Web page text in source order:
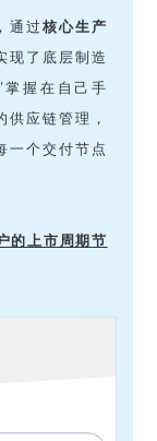
通过核心生产
现了底层制造
握在自己手
应链管理，
一个交付节点
的上市周期节